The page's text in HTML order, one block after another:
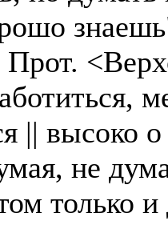
Прот.
|| высоко
не
только и